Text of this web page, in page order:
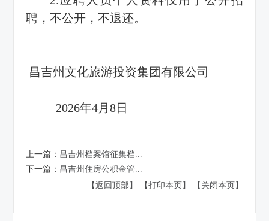
聘，不公开，不退还。
昌吉州文化旅游投资集团有限公司
2026年4月8日
上一篇： 昌吉州档案馆征集档...
下一篇： 昌吉州住房公积金管...
【返回顶部】
【打印本页】 【关闭本页】